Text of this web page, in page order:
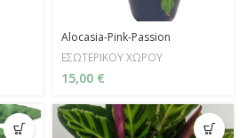
Alocasia-Pink-Passion
ΕΣΩΤΕΡΙΚΟΥ ΧΩΡΟΥ
15,00 €